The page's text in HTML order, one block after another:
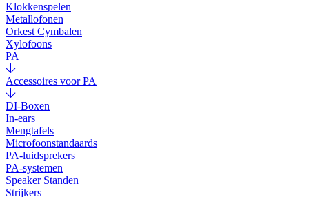
Klokkenspelen
Metallofonen
Orkest Cymbalen
Xylofoons
PA
Accessoires voor PA
DI-Boxen
In-ears
Mengtafels
Microfoonstandaards
PA-luidsprekers
PA-systemen
Speaker Standen
Strijkers